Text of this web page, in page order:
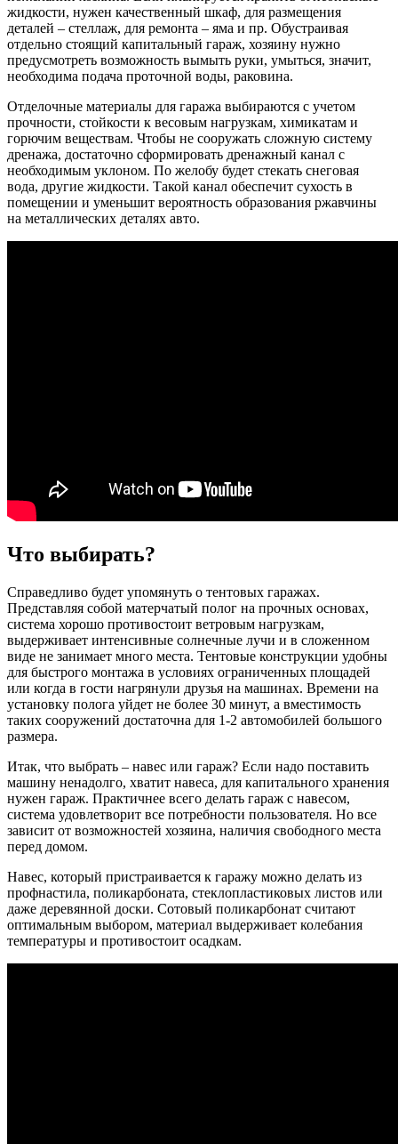
жидкости, нужен качественный шкаф, для размещения
деталей – стеллаж, для ремонта – яма и пр. Обустраивая
отдельно стоящий капитальный гараж, хозяину нужно
предусмотреть возможность вымыть руки, умыться, значит,
необходима подача проточной воды, раковина.
Отделочные материалы для гаража выбираются с учетом
прочности, стойкости к весовым нагрузкам, химикатам и
горючим веществам. Чтобы не сооружать сложную систему
дренажа, достаточно сформировать дренажный канал с
необходимым уклоном. По желобу будет стекать снеговая
вода, другие жидкости. Такой канал обеспечит сухость в
помещении и уменьшит вероятность образования ржавчины
на металлических деталях авто.
Что выбирать?
Справедливо будет упомянуть о тентовых гаражах.
Представляя собой матерчатый полог на прочных основах,
система хорошо противостоит ветровым нагрузкам,
выдерживает интенсивные солнечные лучи и в сложенном
виде не занимает много места. Тентовые конструкции удобны
для быстрого монтажа в условиях ограниченных площадей
или когда в гости нагрянули друзья на машинах. Времени на
установку полога уйдет не более 30 минут, а вместимость
таких сооружений достаточна для 1-2 автомобилей большого
размера.
Итак, что выбрать – навес или гараж? Если надо поставить
машину ненадолго, хватит навеса, для капитального хранения
нужен гараж. Практичнее всего делать гараж с навесом,
система удовлетворит все потребности пользователя. Но все
зависит от возможностей хозяина, наличия свободного места
перед домом.
Навес, который пристраивается к гаражу можно делать из
профнастила, поликарбоната, стеклопластиковых листов или
даже деревянной доски. Сотовый поликарбонат считают
оптимальным выбором, материал выдерживает колебания
температуры и противостоит осадкам.